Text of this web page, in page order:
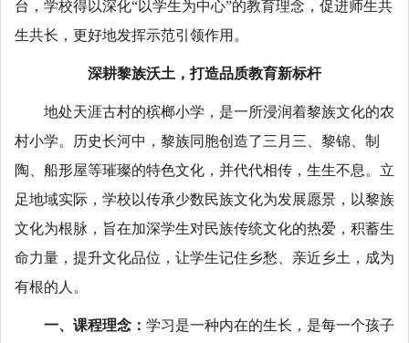
台，学校得以深化“以学生为中心”的教育理念，促进师生共
生共长，更好地发挥示范引领作用。
深耕黎族沃土，打造品质教育新标杆
地处天涯古村的槟榔小学，是一所浸润着黎族文化的农
村小学。历史长河中，黎族同胞创造了三月三、黎锦、制
陶、船形屋等璀璨的特色文化，并代代相传，生生不息。立
足地域实际，学校以传承少数民族文化为发展愿景，以黎族
文化为根脉，旨在加深学生对民族传统文化的热爱，积蓄生
命力量，提升文化品位，让学生记住乡愁、亲近乡土，成为
有根的人。
一、课程理念： 学习是一种内在的生长，是每一个孩子